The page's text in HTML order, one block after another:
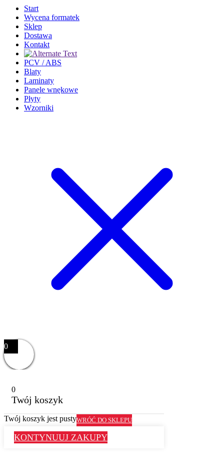
Start
Wycena formatek
Sklep
Dostawa
Kontakt
PCV / ABS
Blaty
Laminaty
Panele wnękowe
Płyty
Wzorniki
0
0
Twój koszyk
Twój koszyk jest pustyWRÓĆ DO SKLEPU
KONTYNUUJ ZAKUPY